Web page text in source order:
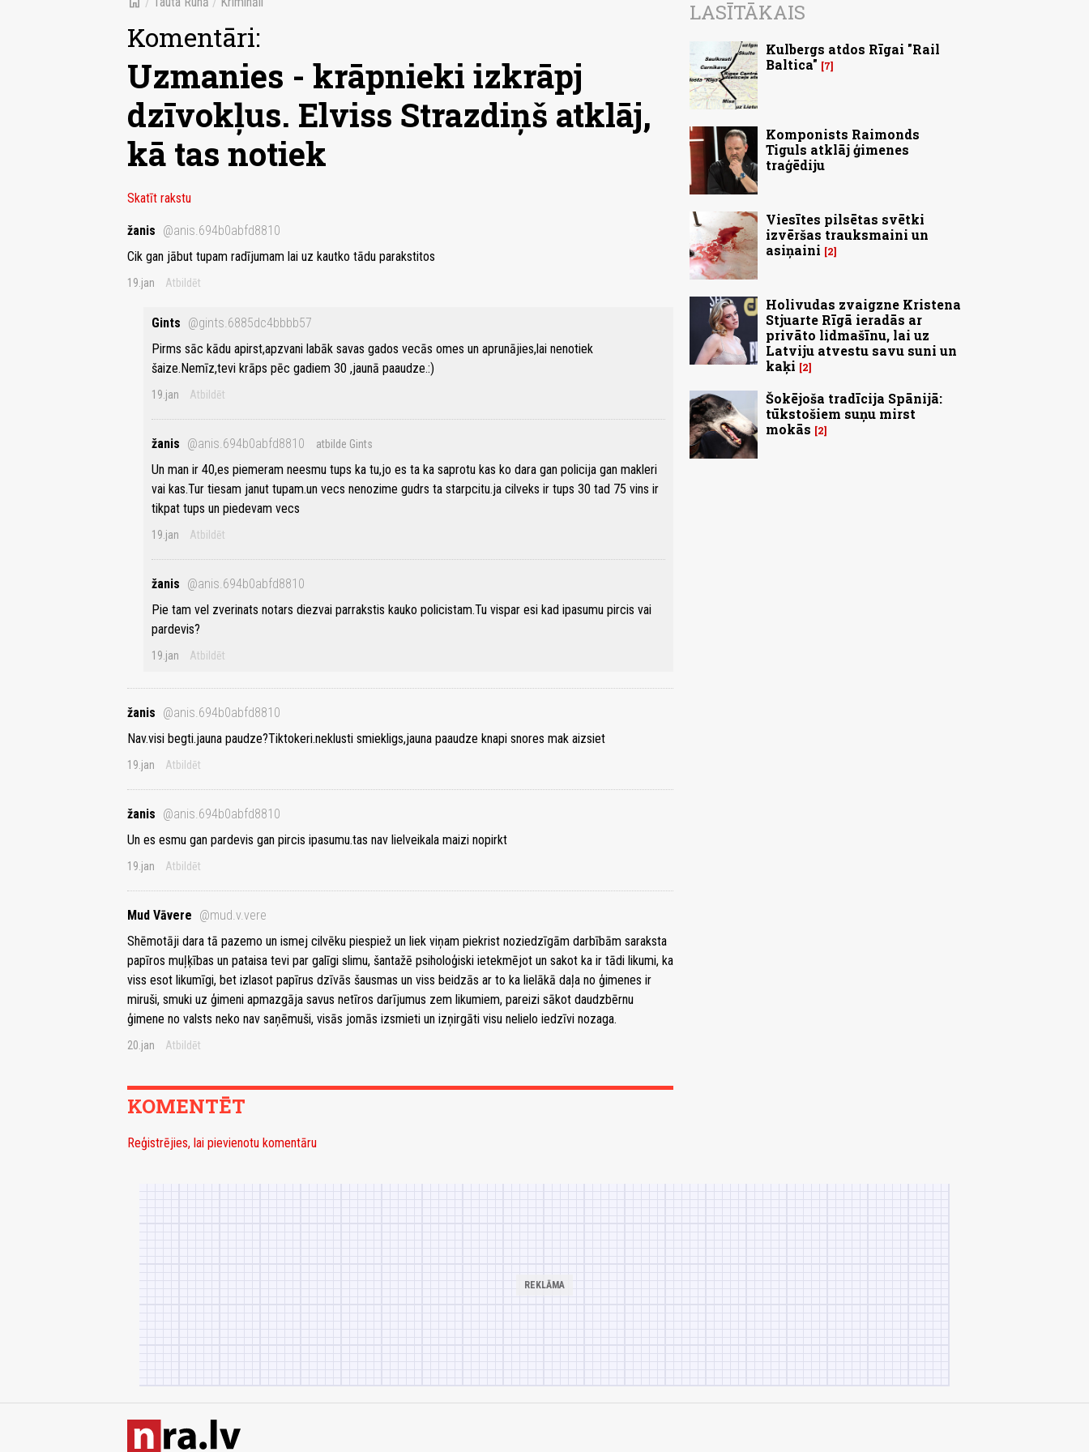
Komentāri:
Uzmanies - krāpnieki izkrāpj
dzīvokļus. Elviss Strazdiņš atklāj,
kā tas notiek
Skatīt rakstu
žanis @anis.694b0abfd8810
Cik gan jābut tupam radījumam lai uz kautko tādu parakstitos
19.jan Atbildēt
Gints @gints.6885dc4bbbb57
Pirms sāc kādu apirst,apzvani labāk savas gados vecās omes un aprunājies,lai nenotiek
šaize.Nemīz,tevi krāps pēc gadiem 30 ,jaunā paaudze.:)
19.jan Atbildēt
žanis @anis.694b0abfd8810 atbilde Gints
Un man ir 40,es piemeram neesmu tups ka tu,jo es ta ka saprotu kas ko dara gan policija gan makleri
vai kas.Tur tiesam janut tupam.un vecs nenozime gudrs ta starpcitu.ja cilveks ir tups 30 tad 75 vins ir
tikpat tups un piedevam vecs
19.jan Atbildēt
žanis @anis.694b0abfd8810
Pie tam vel zverinats notars diezvai parrakstis kauko policistam.Tu vispar esi kad ipasumu pircis vai
pardevis?
19.jan Atbildēt
žanis @anis.694b0abfd8810
Nav.visi begti.jauna paudze?Tiktokeri.neklusti smiekligs,jauna paaudze knapi snores mak aizsiet
19.jan Atbildēt
žanis @anis.694b0abfd8810
Un es esmu gan pardevis gan pircis ipasumu.tas nav lielveikala maizi nopirkt
19.jan Atbildēt
Mud Vāvere @mud.v.vere
Shēmotāji dara tā pazemo un ismej cilvēku piespiež un liek viņam piekrist noziedzīgām darbībām saraksta
papīros muļķības un pataisa tevi par galīgi slimu, šantažē psiholoģiski ietekmējot un sakot ka ir tādi likumi, ka
viss esot likumīgi, bet izlasot papīrus dzīvās šausmas un viss beidzās ar to ka lielākā daļa no ģimenes ir
miruši, smuki uz ģimeni apmazgāja savus netīros darījumus zem likumiem, pareizi sākot daudzbērnu
ģimene no valsts neko nav saņēmuši, visās jomās izsmieti un izņirgāti visu nelielo iedzīvi nozaga.
20.jan Atbildēt
KOMENTĒT
Reģistrējies, lai pievienotu komentāru
LASĪTĀKAIS
Kulbergs atdos Rīgai "Rail
Baltica"
7
Komponists Raimonds
Tiguls atklāj ģimenes
traģēdiju
Viesītes pilsētas svētki
izvēršas trauksmaini un
asiņaini
2
Holivudas zvaigzne Kristena
Stjuarte Rīgā ieradās ar
privāto lidmašīnu, lai uz
Latviju atvestu savu suni un
kaķi
2
Šokējoša tradīcija Spānijā:
tūkstošiem suņu mirst
mokās
2